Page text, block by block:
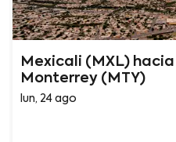
Mexicali (MXL) hacia
Monterrey (MTY)
lun, 24 ago